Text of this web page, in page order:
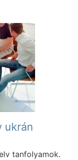
ukrán
tanfolyamok.